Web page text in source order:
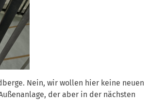
Nein, wir wollen hier keine neuen
der aber in der nächsten